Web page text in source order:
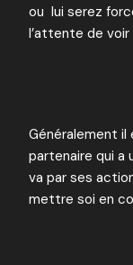
ou lui serez
l’attente de voir
Généralement il
partenaire qui a
va par ses
mettre soi en